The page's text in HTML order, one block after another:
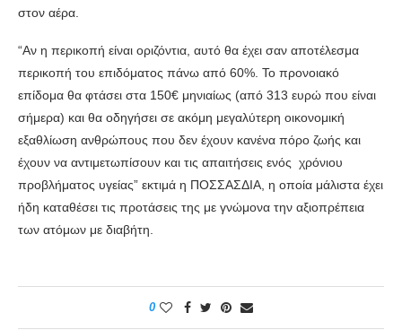
στον αέρα.
“Αν η περικοπή είναι οριζόντια, αυτό θα έχει σαν αποτέλεσμα
περικοπή του επιδόματος πάνω από 60%. Το προνοιακό
επίδομα θα φτάσει στα 150€ μηνιαίως (από 313 ευρώ που είναι
σήμερα) και θα οδηγήσει σε ακόμη μεγαλύτερη οικονομική
εξαθλίωση ανθρώπους που δεν έχουν κανένα πόρο ζωής και
έχουν να αντιμετωπίσουν και τις απαιτήσεις ενός χρόνιου
προβλήματος υγείας” εκτιμά η ΠΟΣΣΑΣΔΙΑ, η οποία μάλιστα έχει
ήδη καταθέσει τις προτάσεις της με γνώμονα την αξιοπρέπεια
των ατόμων με διαβήτη.
0